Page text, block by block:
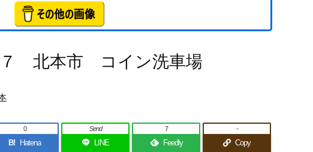
７ 北本市 コイン洗車場
B! Hatena
0
LINE
Send
Feedly
7
Copy
-